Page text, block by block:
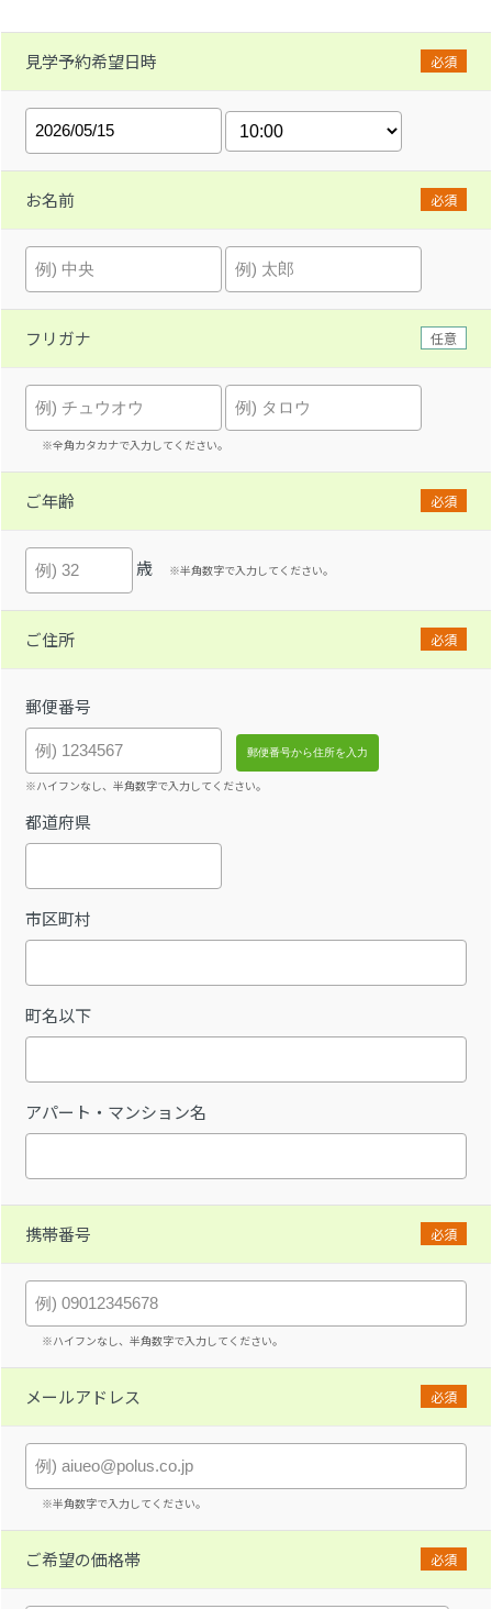
見学予約希望日時 必須
お名前 必須
フリガナ 任意
※全角カタカナで入力してください。
ご年齢 必須
歳 ※半角数字で入力してください。
ご住所 必須
郵便番号
※ハイフンなし、半角数字で入力してください。
都道府県
市区町村
町名以下
アパート・マンション名
携帯番号 必須
※ハイフンなし、半角数字で入力してください。
メールアドレス 必須
※半角数字で入力してください。
ご希望の価格帯 必須